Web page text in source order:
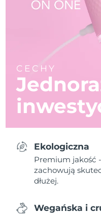
CECHY
Ekologiczna
Premium jakość
zachowują
dłużej.
Wegańska i